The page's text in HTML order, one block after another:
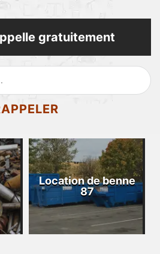
gratuitement
Location de benne
87